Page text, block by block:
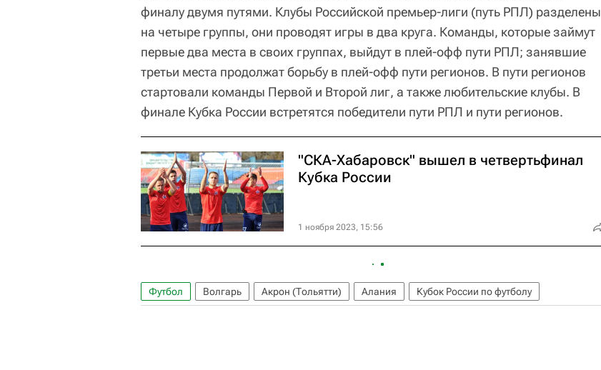
финалу двумя путями. Клубы Российской премьер-лиги (путь РПЛ) разделены
на четыре группы, они проводят игры в два круга. Команды, которые займут
первые два места в своих группах, выйдут в плей-офф пути РПЛ; занявшие
третьи места продолжат борьбу в плей-офф пути регионов. В пути регионов
стартовали команды Первой и Второй лиг, а также любительские клубы. В
финале Кубка России встретятся победители пути РПЛ и пути регионов.
"СКА-Хабаровск" вышел в четвертьфинал
Кубка России
1 ноября 2023, 15:56
Футбол Волгарь Акрон (Тольятти) Алания Кубок России по футболу